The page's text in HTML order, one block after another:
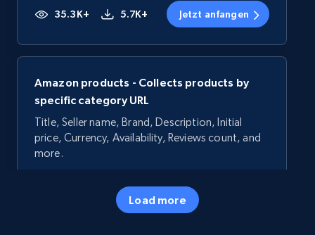
35.3K+ 5.7K+ Jetzt anfangen
Amazon products - Collects products by
specific category URL
Title, Seller name, Brand, Description, Initial
price, Currency, Availability, Reviews count, and
more.
5.7K+ Jetzt anfangen
Load more